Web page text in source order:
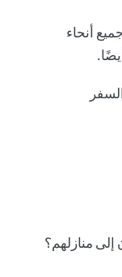
أنحاء
منازلهم؟